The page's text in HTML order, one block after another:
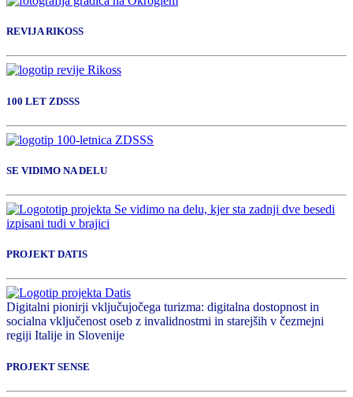
REVIJA RIKOSS
100 LET ZDSSS
SE VIDIMO NA DELU
PROJEKT DATIS
Digitalni pionirji vključujočega turizma: digitalna dostopnost in
socialna vključenost oseb z invalidnostmi in starejših v čezmejni
regiji Italije in Slovenije
PROJEKT SENSE